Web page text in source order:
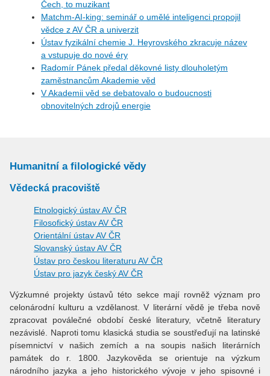
Čech, to muzikant
Matchm-AI-king: seminář o umělé inteligenci propojil
vědce z AV ČR a univerzit
Ústav fyzikální chemie J. Heyrovského zkracuje název
a vstupuje do nové éry
Radomír Pánek předal děkovné listy dlouholetým
zaměstnancům Akademie věd
V Akademii věd se debatovalo o budoucnosti
obnovitelných zdrojů energie
Humanitní a filologické vědy
Vědecká pracoviště
Etnologický ústav AV ČR
Filosofický ústav AV ČR
Orientální ústav AV ČR
Slovanský ústav AV ČR
Ústav pro českou literaturu AV ČR
Ústav pro jazyk český AV ČR
Výzkumné projekty ústavů této sekce mají rovněž význam pro
celonárodní kulturu a vzdělanost. V literární vědě je třeba nově
zpracovat poválečné období české literatury, včetně literatury
nezávislé. Naproti tomu klasická studia se soustřeďují na latinské
písemnictví v našich zemích a na soupis našich literárních
památek do r. 1800. Jazykověda se orientuje na výzkum
národního jazyka a jeho historického vývoje v jeho spisovné i